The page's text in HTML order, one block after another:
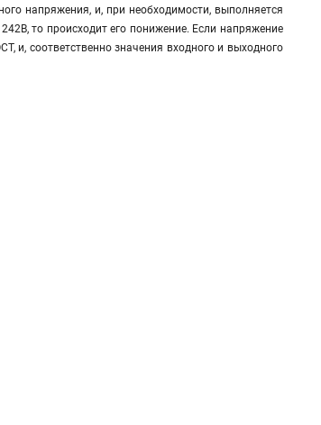
напряжения, и, при необходимости, выполняется
то происходит его понижение. Если напряжение
и, соответственно значения входного и выходного